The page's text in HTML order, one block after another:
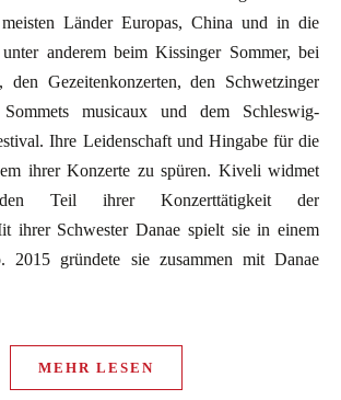
Länder Europas, China und in die
anderem beim Kissinger Sommer, bei
Gezeitenkonzerten, den Schwetzinger
musicaux und dem Schleswig-
Ihre Leidenschaft und Hingabe für die
ihrer Konzerte zu spüren. Kiveli widmet
Teil ihrer Konzerttätigkeit der
ihrer Schwester Danae spielt sie in einem
2015 gründete sie zusammen mit Danae
MEHR LESEN